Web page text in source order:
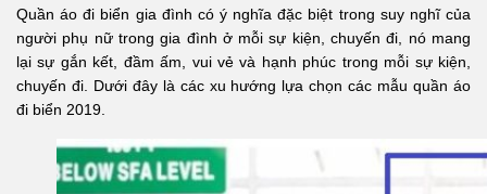
Quần áo đi biển gia đình có ý nghĩa đặc biệt trong suy nghĩ của
người phụ nữ trong gia đình ở mỗi sự kiện, chuyến đi, nó mang
lại sự gắn kết, đầm ấm, vui vẻ và hạnh phúc trong mỗi sự kiện,
chuyến đi. Dưới đây là các xu hướng lựa chọn các mẫu quần áo
đi biển 2019.